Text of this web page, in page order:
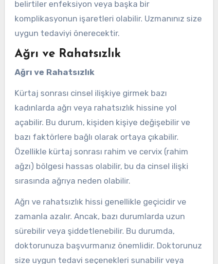
belirtiler enfeksiyon veya başka bir
komplikasyonun işaretleri olabilir. Uzmanınız size
uygun tedaviyi önerecektir.
Ağrı ve Rahatsızlık
Ağrı ve Rahatsızlık
Kürtaj sonrası cinsel ilişkiye girmek bazı
kadınlarda ağrı veya rahatsızlık hissine yol
açabilir. Bu durum, kişiden kişiye değişebilir ve
bazı faktörlere bağlı olarak ortaya çıkabilir.
Özellikle kürtaj sonrası rahim ve cervix (rahim
ağzı) bölgesi hassas olabilir, bu da cinsel ilişki
sırasında ağrıya neden olabilir.
Ağrı ve rahatsızlık hissi genellikle geçicidir ve
zamanla azalır. Ancak, bazı durumlarda uzun
sürebilir veya şiddetlenebilir. Bu durumda,
doktorunuza başvurmanız önemlidir. Doktorunuz
size uygun tedavi seçenekleri sunabilir veya